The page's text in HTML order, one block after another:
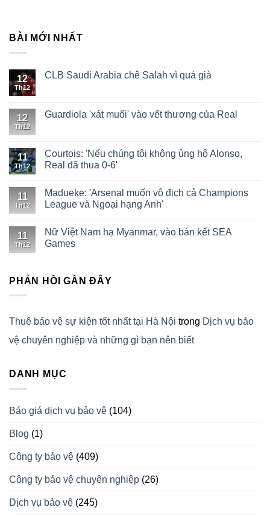
BÀI MỚI NHẤT
12
Th12
CLB Saudi Arabia chê Salah vì quá già
12
Th12
Guardiola 'xát muối' vào vết thương của Real
11
Th12
Courtois: 'Nếu chúng tôi không ủng hộ Alonso,
Real đã thua 0-6'
11
Th12
Madueke: 'Arsenal muốn vô địch cả Champions
League và Ngoại hạng Anh'
11
Th12
Nữ Việt Nam hạ Myanmar, vào bán kết SEA
Games
PHẢN HỒI GẦN ĐÂY
Thuê bảo vệ sự kiện tốt nhất tại Hà Nội trong Dịch vụ bảo
vệ chuyên nghiệp và những gì bạn nên biết
DANH MỤC
Báo giá dịch vụ bảo vệ (104)
Blog (1)
Công ty bảo vệ (409)
Công ty bảo vệ chuyên nghiệp (26)
Dịch vụ bảo vệ (245)